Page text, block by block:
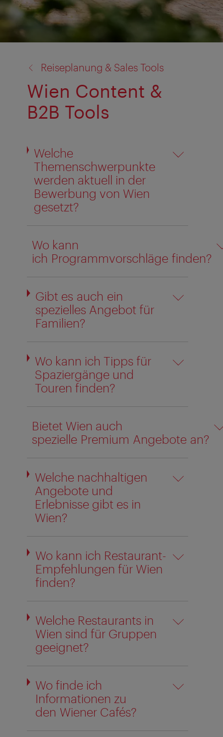
Reiseplanung & Sales Tools
Wien Content &
B2B Tools
Welche
Themenschwerpunkte
werden aktuell in der
Bewerbung von Wien
gesetzt?
Wo kann
ich Programmvorschläge finden?
Gibt es auch ein
spezielles Angebot für
Familien?
Wo kann ich Tipps für
Spaziergänge und
Touren finden?
Bietet Wien auch
spezielle Premium Angebote an?
Welche nachhaltigen
Angebote und
Erlebnisse gibt es in
Wien?
Wo kann ich Restaurant-
Empfehlungen für Wien
finden?
Welche Restaurants in
Wien sind für Gruppen
geeignet?
Wo finde ich
Informationen zu
den Wiener Cafés?